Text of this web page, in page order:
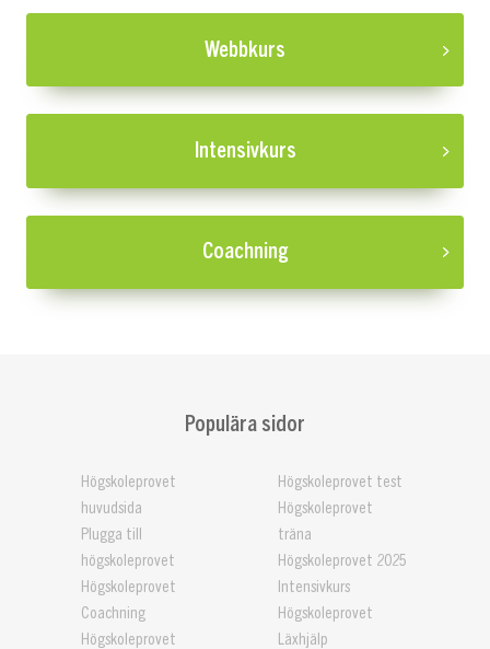
Webbkurs
Intensivkurs
Coachning
Populära sidor
Högskoleprovet
huvudsida
Plugga till
högskoleprovet
Högskoleprovet
Coachning
Högskoleprovet
Högskoleprovet test
Högskoleprovet
träna
Högskoleprovet 2025
Intensivkurs
Högskoleprovet
Läxhjälp